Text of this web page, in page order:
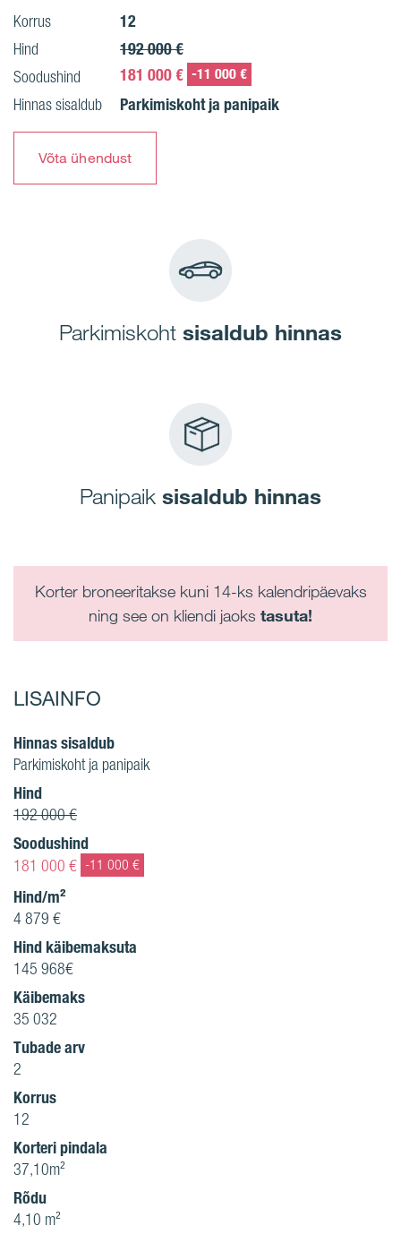
Korrus 12
Hind 192 000 €
Soodushind 181 000 € -11 000 €
Hinnas sisaldub Parkimiskoht ja panipaik
Võta ühendust
Parkimiskoht sisaldub hinnas
Panipaik sisaldub hinnas
Korter broneeritakse kuni 14-ks kalendripäevaks
ning see on kliendi jaoks tasuta!
LISAINFO
Hinnas sisaldub
Parkimiskoht ja panipaik
Hind
192 000 €
Soodushind
181 000 € -11 000 €
Hind/m²
4 879 €
Hind käibemaksuta
145 968€
Käibemaks
35 032
Tubade arv
2
Korrus
12
Korteri pindala
37,10m²
Rõdu
4,10 m²